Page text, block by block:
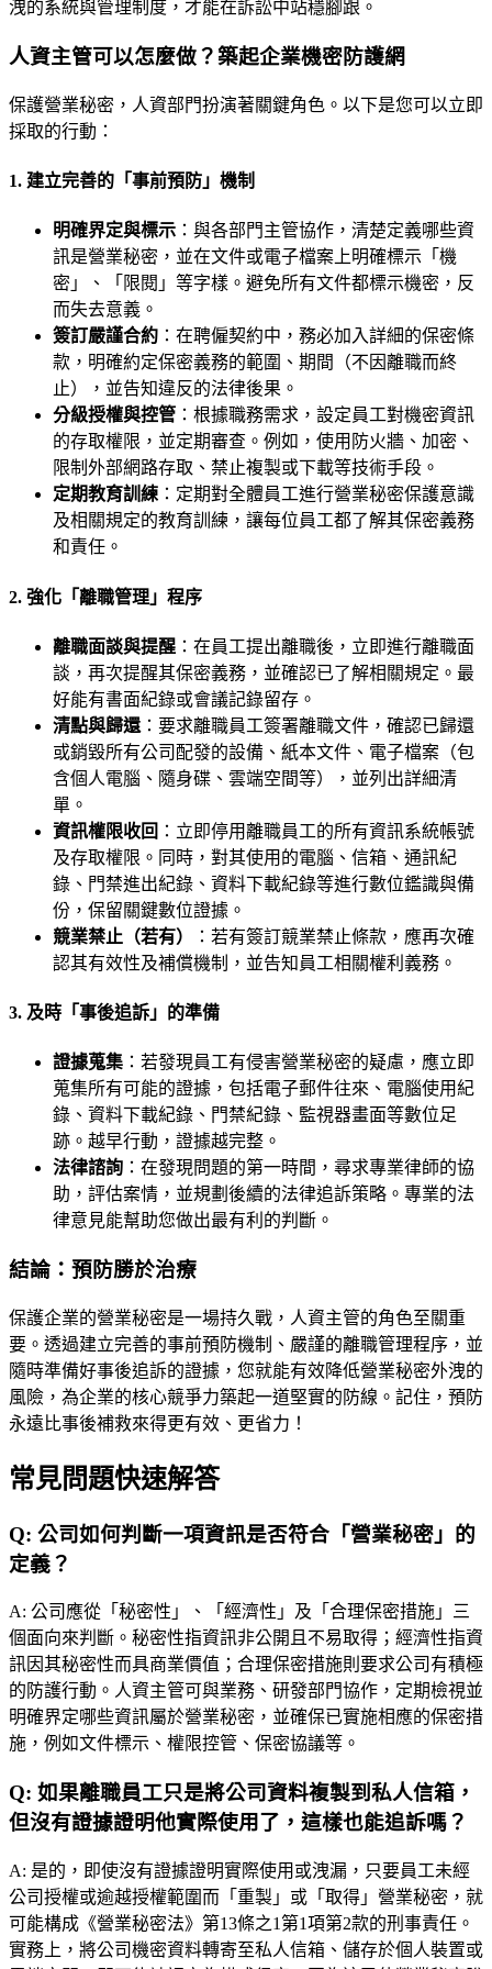
洩的系統與管理制度，才能在訴訟中站穩腳跟。
人資主管可以怎麼做？築起企業機密防護網
保護營業秘密，人資部門扮演著關鍵角色。以下是您可以立即
採取的行動：
1. 建立完善的「事前預防」機制
明確界定與標示 ：與各部門主管協作，清楚定義哪些資
訊是營業秘密，並在文件或電子檔案上明確標示「機
密」、「限閱」等字樣。避免所有文件都標示機密，反
而失去意義。
簽訂嚴謹合約 ：在聘僱契約中，務必加入詳細的保密條
款，明確約定保密義務的範圍、期間（不因離職而終
止），並告知違反的法律後果。
分級授權與控管 ：根據職務需求，設定員工對機密資訊
的存取權限，並定期審查。例如，使用防火牆、加密、
限制外部網路存取、禁止複製或下載等技術手段。
定期教育訓練 ：定期對全體員工進行營業秘密保護意識
及相關規定的教育訓練，讓每位員工都了解其保密義務
和責任。
2. 強化「離職管理」程序
離職面談與提醒 ：在員工提出離職後，立即進行離職面
談，再次提醒其保密義務，並確認已了解相關規定。最
好能有書面紀錄或會議記錄留存。
清點與歸還 ：要求離職員工簽署離職文件，確認已歸還
或銷毀所有公司配發的設備、紙本文件、電子檔案（包
含個人電腦、隨身碟、雲端空間等），並列出詳細清
單。
資訊權限收回 ：立即停用離職員工的所有資訊系統帳號
及存取權限。同時，對其使用的電腦、信箱、通訊紀
錄、門禁進出紀錄、資料下載紀錄等進行數位鑑識與備
份，保留關鍵數位證據。
競業禁止（若有）
：若有簽訂競業禁止條款，應再次確
認其有效性及補償機制，並告知員工相關權利義務。
3. 及時「事後追訴」的準備
證據蒐集 ：若發現員工有侵害營業秘密的疑慮，應立即
蒐集所有可能的證據，包括電子郵件往來、電腦使用紀
錄、資料下載紀錄、門禁紀錄、監視器畫面等數位足
跡。越早行動，證據越完整。
法律諮詢 ：在發現問題的第一時間，尋求專業律師的協
助，評估案情，並規劃後續的法律追訴策略。專業的法
律意見能幫助您做出最有利的判斷。
結論：預防勝於治療
保護企業的營業秘密是一場持久戰，人資主管的角色至關重
要。透過建立完善的事前預防機制、嚴謹的離職管理程序，並
隨時準備好事後追訴的證據，您就能有效降低營業秘密外洩的
風險，為企業的核心競爭力築起一道堅實的防線。記住，預防
永遠比事後補救來得更有效、更省力！
常見問題快速解答
Q: 公司如何判斷一項資訊是否符合「營業秘密」的
定義？
A: 公司應從「秘密性」、「經濟性」及「合理保密措施」三
個面向來判斷。秘密性指資訊非公開且不易取得；經濟性指資
訊因其秘密性而具商業價值；合理保密措施則要求公司有積極
的防護行動。人資主管可與業務、研發部門協作，定期檢視並
明確界定哪些資訊屬於營業秘密，並確保已實施相應的保密措
施，例如文件標示、權限控管、保密協議等。
Q: 如果離職員工只是將公司資料複製到私人信箱，
但沒有證據證明他實際使用了，這樣也能追訴嗎？
A: 是的，即使沒有證據證明實際使用或洩漏，只要員工未經
公司授權或逾越授權範圍而「重製」或「取得」營業秘密，就
可能構成《營業秘密法》第13條之1第1項第2款的刑事責任。
實務上，將公司機密資料轉寄至私人信箱、儲存於個人裝置或